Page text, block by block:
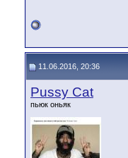
11.06.2016, 20:36
Pussy Cat
пьюк оньяк